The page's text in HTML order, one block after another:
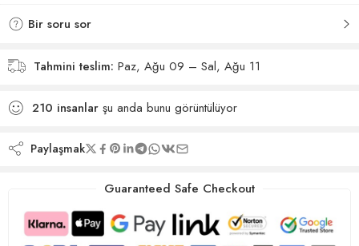
Bir soru sor
Tahmini teslim: Paz, Ağu 09 – Sal, Ağu 11
210 insanlar şu anda bunu görüntülüyor
Paylaşmak
Guaranteed Safe Checkout